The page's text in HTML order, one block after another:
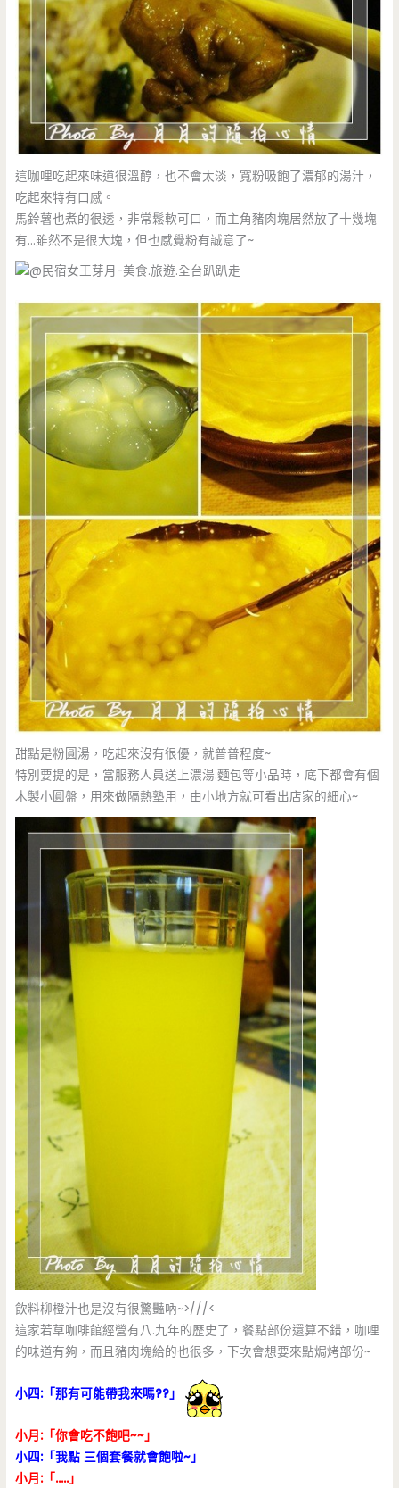
這咖哩吃起來味道很溫醇，也不會太淡，寬粉吸飽了濃郁的湯汁，
吃起來特有口感。
馬鈴薯也煮的很透，非常鬆軟可口，而主角豬肉塊居然放了十幾塊
有…雖然不是很大塊，但也感覺粉有誠意了~
甜點是粉圓湯，吃起來沒有很優，就普普程度~
特別要提的是，當服務人員送上濃湯.麵包等小品時，底下都會有個
木製小圓盤，用來做隔熱塾用，由小地方就可看出店家的細心~
飲料柳橙汁也是沒有很驚豔吶~>///<
這家若草咖啡館經營有八.九年的歷史了，餐點部份還算不錯，咖哩
的味道有夠，而且豬肉塊給的也很多，下次會想要來點焗烤部份~
小四:「那有可能帶我來嗎??」
小月:「你會吃不飽吧~~」
小四:「我點 三個套餐就會飽啦~」
小月:「…..」